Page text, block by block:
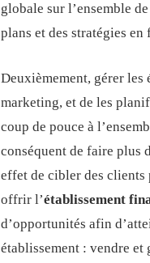
globale sur l’ensemble
plans et des stratégies
Deuxièmement, gérer les
marketing, et de les
coup de pouce à
conséquent de faire plus
effet de cibler des clients
offrir l’établissement
d’opportunités afin
établissement : vendre et